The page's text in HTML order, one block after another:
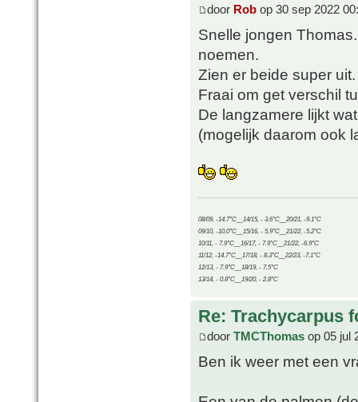
door Rob op 30 sep 2022
Snelle jongen
noemen.
Zien er beide super uit.
Fraai om get verschil
De langzamere lijkt
(mogelijk daarom ook
08/09, -14.7°C__14/15, - 3.6°C__20/21, -9.1°C
09/10, -10.0°C__15/16, - 5.9°C__21/22, -5.2°C
10/11, - 7.9°C__16/17, - 7.9°C__21/22, -6.9°C
11/12, -14.7°C__17/18, - 8.3°C__22/23, -7.1°C
12/13, - 7.9°C__18/19, - 7.5°C
13/14, - 0.8°C__19/20, - 2.8°C
Re: Trachycarpus
door TMCThomas op 05 jul
Ben ik weer met een